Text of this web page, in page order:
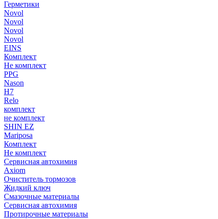
Герметики
Novol
Novol
Novol
Novol
EINS
Комплект
Не комплект
PPG
Nason
H7
Relo
комплект
не комплект
SHIN EZ
Mariposa
Комплект
Не комплект
Сервисная автохимия
Axiom
Очиститель тормозов
Жидкий ключ
Смазочные материалы
Сервисная автохимия
Протирочные материалы